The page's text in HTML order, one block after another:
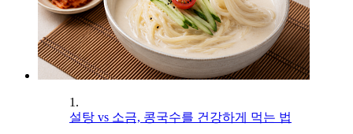
1.
설탕 vs 소금, 콩국수를 건강하게 먹는 법